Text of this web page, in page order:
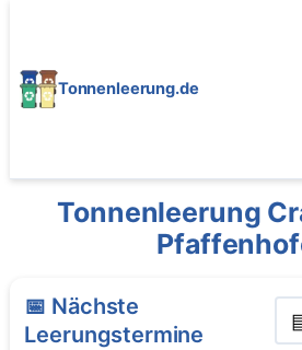
Tonnenleerung.de
Tonnenleerung
📅 Nächste
Leerungstermine